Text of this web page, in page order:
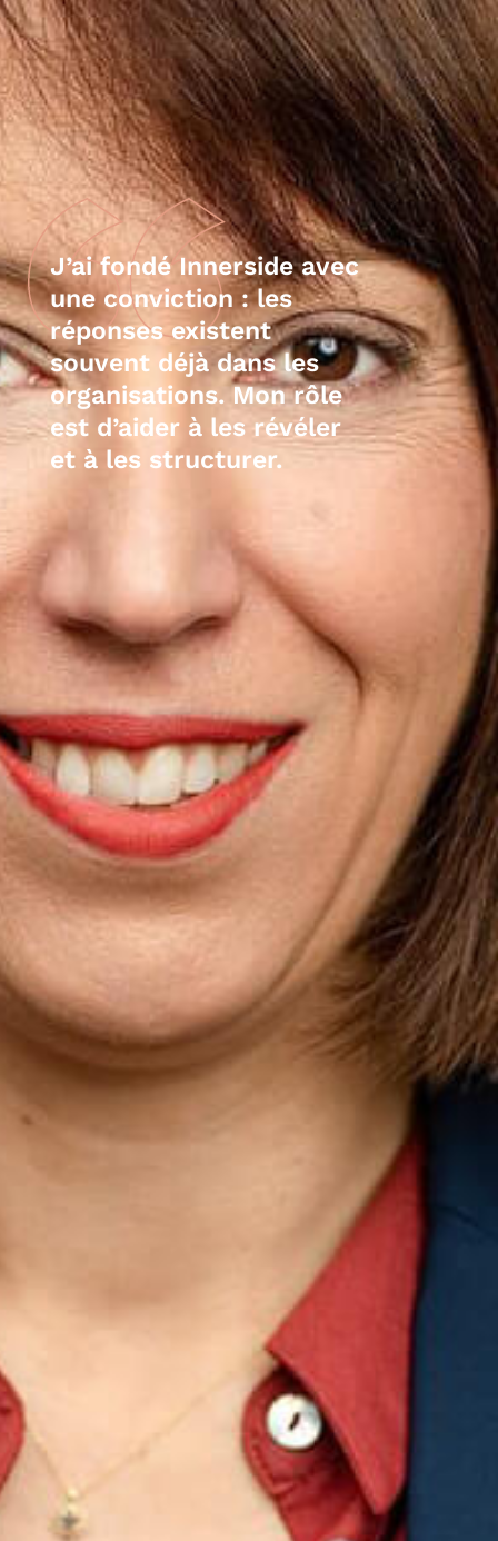
J’ai fondé Innerside avec
une conviction : les
réponses existent
souvent déjà dans les
organisations. Mon rôle
est d’aider à les révéler
et à les structurer.